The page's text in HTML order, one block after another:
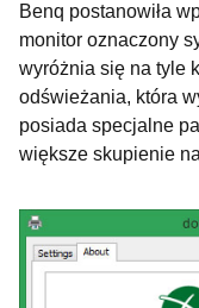
Benq postanowiła
monitor oznaczony
wyróżnia się na tyle
odświeżania, która
posiada specjalne
większe skupienie